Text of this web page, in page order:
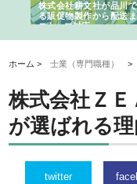
株式会社耕文社が品川
る販促物製作から配送
ストップ対応
ホーム >士業（専門職種）
株式会社Ｚ
が選ばれる
twitter